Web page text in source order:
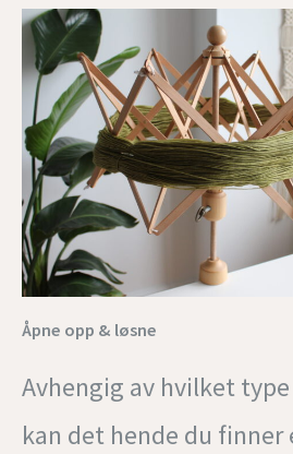
Åpne opp & løsne
Avhengig av hvilket
kan det hende du